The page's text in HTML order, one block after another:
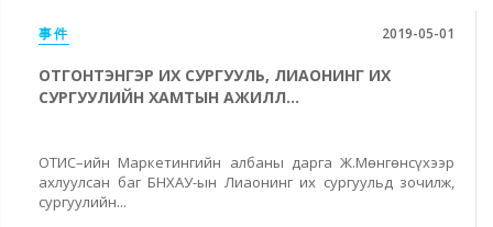
事件 2019-05-01
ОТГОНТЭНГЭР ИХ СУРГУУЛЬ, ЛИАОНИНГ ИХ
СУРГУУЛИЙН ХАМТЫН АЖИЛЛ...
ОТИС–ийн Маркетингийн албаны дарга Ж.Мөнгөнсүхээр
ахлуулсан баг БНХАУ-ын Лиаонинг их сургуульд зочилж,
сургуулийн...